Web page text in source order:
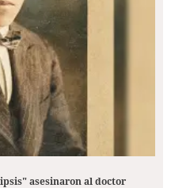
asesinaron al doctor